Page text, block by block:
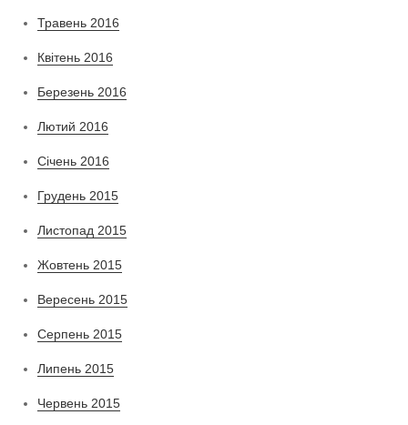
Травень 2016
Квітень 2016
Березень 2016
Лютий 2016
Січень 2016
Грудень 2015
Листопад 2015
Жовтень 2015
Вересень 2015
Серпень 2015
Липень 2015
Червень 2015